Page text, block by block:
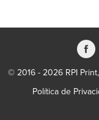
© 2016 - 2026 RPI
Política de